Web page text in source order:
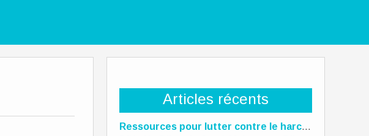
Articles récents
Ressources pour lutter contre le harcèlement scolaire